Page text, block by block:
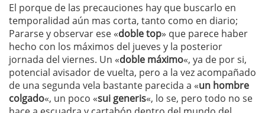
El porque de las precauciones hay que buscarlo en
temporalidad aún mas corta, tanto como en diario;
Pararse y observar ese «doble top» que parece haber
hecho con los máximos del jueves y la posterior
jornada del viernes. Un «doble máximo«, ya de por si,
potencial avisador de vuelta, pero a la vez acompañado
de una segunda vela bastante parecida a «un hombre
colgado«, un poco «sui generis«, lo se, pero todo no se